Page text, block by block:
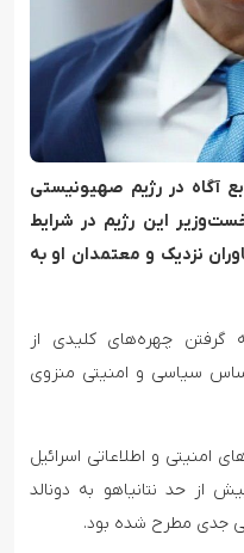
آگاه در رژیم صهیونیستی
این رژیم در شرایط
نزدیک و معتمدان او به
گرفتن چهره‌های کلیدی از
سیاسی و امنیتی منزوی
امنیتی و اطلاعاتی اسرائیل
از حد نتانیاهو به دونالد
جدی مطرح شده بود.